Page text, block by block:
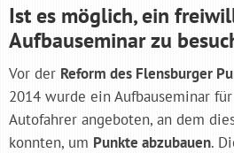
Ist es möglich, ein
Aufbauseminar zu
Vor der Reform des Flensburger
2014 wurde ein Aufbauseminar
Autofahrer angeboten, an dem
konnten, um Punkte abzubauen.